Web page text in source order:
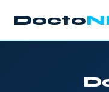
Docto